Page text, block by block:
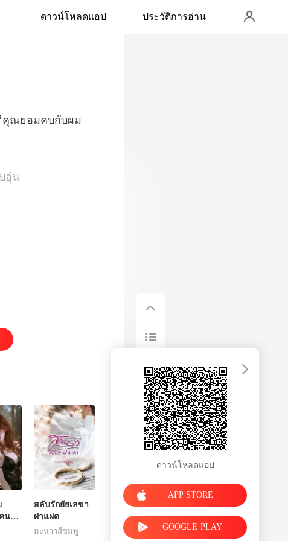
ดาวน์โหลดแอป ประวัติการอ่าน
น
สลับรักยัยเลขา
ฝาแฝด
มะนาวสีชมพู
ดาวน์โหลดแอป
APP STORE
GOOGLE PLAY